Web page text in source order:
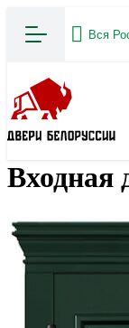
Вся
Входная